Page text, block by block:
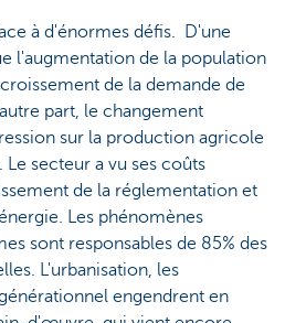
à d'énormes défis. D'une
l'augmentation de la population
de la demande de
part, le changement
sur la production agricole
secteur a vu ses coûts
de la réglementation et
Les phénomènes
sont responsables de 85% des
L'urbanisation, les
engendrent en